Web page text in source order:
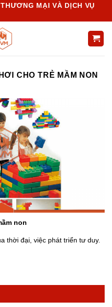
MẠI VÀ DỊCH VỤ
CHO TRẺ MẦM NON
non
thời đại, việc phát triển tư duy.